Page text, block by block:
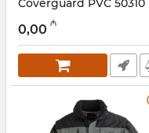
Coverguard PVC 50310
Артикул:
0,00 ₼